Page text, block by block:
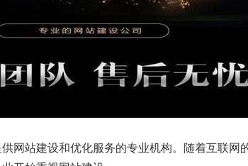
网站建设和优化服务的专业机构。随着互联网